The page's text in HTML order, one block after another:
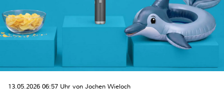
13.05.2026 06:57 Uhr von Jochen Wieloch